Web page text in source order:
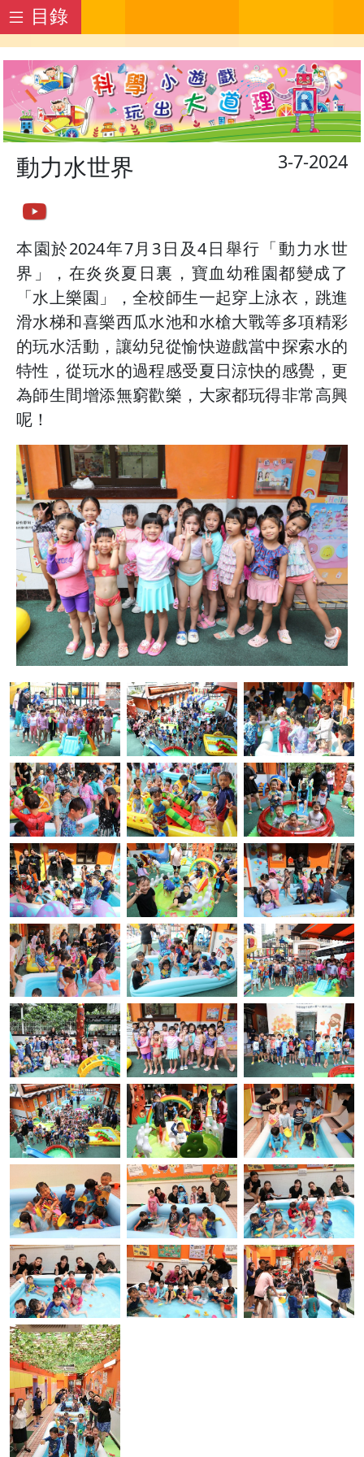
目錄
3-7-2024
動力水世界
本園於2024年7月3日及4日舉行「動力水世
界」，在炎炎夏日裏，寶血幼稚園都變成了
「水上樂園」，全校師生一起穿上泳衣，跳進
滑水梯和喜樂西瓜水池和水槍大戰等多項精彩
的玩水活動，讓幼兒從愉快遊戲當中探索水的
特性，從玩水的過程感受夏日涼快的感覺，更
為師生間增添無窮歡樂，大家都玩得非常高興
呢！